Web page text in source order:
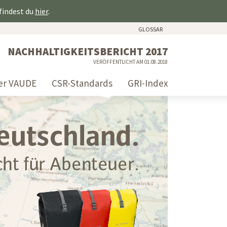
du hier.
GLOSSAR
NACHHALTIGKEITSBERICHT 2017
VERÖFFENTLICHT AM 01.08.2018
VAUDE CSR-Standards GRI-Index